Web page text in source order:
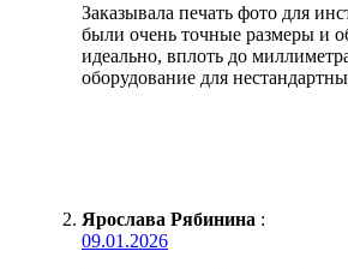
Заказывала печать фото для
были очень точные размеры и
идеально, вплоть до
оборудование для
Ярослава Рябинина :
09.01.2026